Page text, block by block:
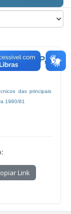
SP,
das principais
1980/81
Link